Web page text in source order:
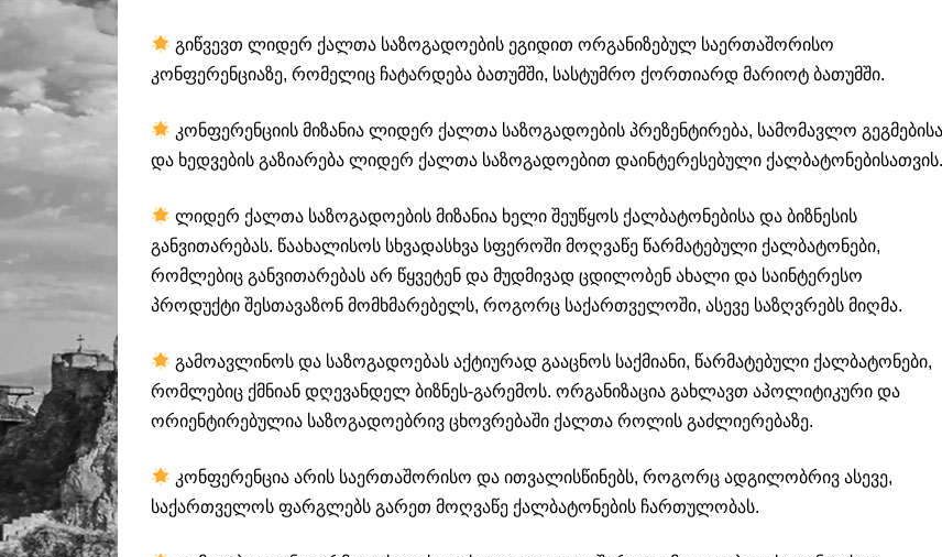
გიწვევთ ლიდერ ქალთა საზოგადოების ეგიდით ორგანიზებულ საერთაშორისო
კონფერენციაზე, რომელიც ჩატარდება ბათუმში, სასტუმრო ქორთიარდ მარიოტ ბათუმში.
კონფერენციის მიზანია ლიდერ ქალთა საზოგადოების პრეზენტირება, სამომავლო გეგმებისა
და ხედვების გაზიარება ლიდერ ქალთა საზოგადოებით დაინტერესებული ქალბატონებისათვის.
ლიდერ ქალთა საზოგადოების მიზანია ხელი შეუწყოს ქალბატონებისა და ბიზნესის
განვითარებას. წაახალისოს სხვადასხვა სფეროში მოღვაწე წარმატებული ქალბატონები,
რომლებიც განვითარებას არ წყვეტენ და მუდმივად ცდილობენ ახალი და საინტერესო
პროდუქტი შესთავაზონ მომხმარებელს, როგორც საქართველოში, ასევე საზღვრებს მიღმა.
გამოავლინოს და საზოგადოებას აქტიურად გააცნოს საქმიანი, წარმატებული ქალბატონები,
რომლებიც ქმნიან დღევანდელ ბიზნეს-გარემოს. ორგანიზაცია გახლავთ აპოლიტიკური და
ორიენტირებულია საზოგადოებრივ ცხოვრებაში ქალთა როლის გაძლიერებაზე.
კონფერენცია არის საერთაშორისო და ითვალისწინებს, როგორც ადგილობრივ ასევე,
საქართველოს ფარგლებს გარეთ მოღვაწე ქალბატონების ჩართულობას.